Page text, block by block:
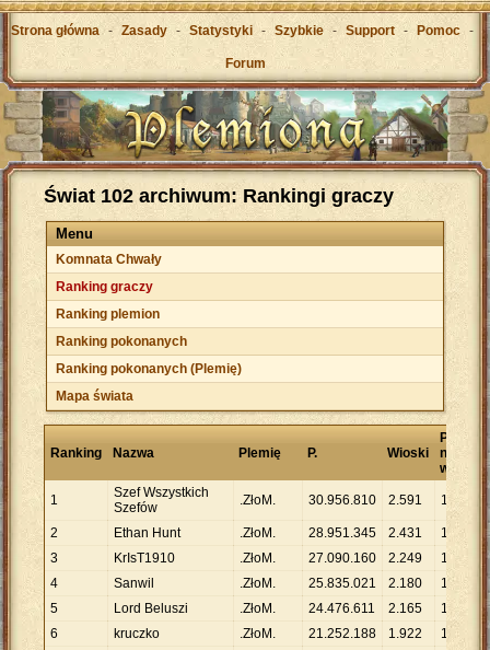
Strona główna - Zasady - Statystyki - Szybkie - Support - Pomoc -
Forum
Świat 102 archiwum: Rankingi graczy
Menu
Komnata Chwały
Ranking graczy
Ranking plemion
Ranking pokonanych
Ranking pokonanych (Plemię)
Mapa świata
Ranking Nazwa Plemię P. Wioski
Punkty
na
wioskę
1
Szef Wszystkich
Szefów
.ZłoM. 30.956.810 2.591 11 948
2 Ethan Hunt .ZłoM. 28.951.345 2.431 11
909
3
KrIsT1910 .ZłoM. 27.090.160 2.249 12
4
Sanwil .ZłoM. 25.835.021 2.180 11 851
5
Lord Beluszi .ZłoM. 24.476.611 2.165 11
306
6
kruczko .ZłoM. 21.252.188 1.922 11